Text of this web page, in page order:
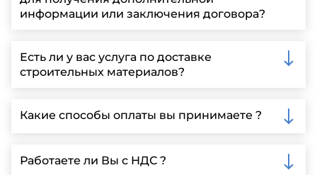
информации или заключения договора?
запрос через нашу официальную почту или
заполнить форму на нашем сайте для более
детальной информации и организации встречи.
Есть ли у вас услуга по доставке
строительных материалов?
Ленинградской области, у нас собственный
автопарк, для обеспечения быстрой и надежной
Какие способы оплаты вы принимаете ?
включая наличные, банковские переводы,
кредитные карты. Подробную информацию о
Работаете ли Вы с НДС ?